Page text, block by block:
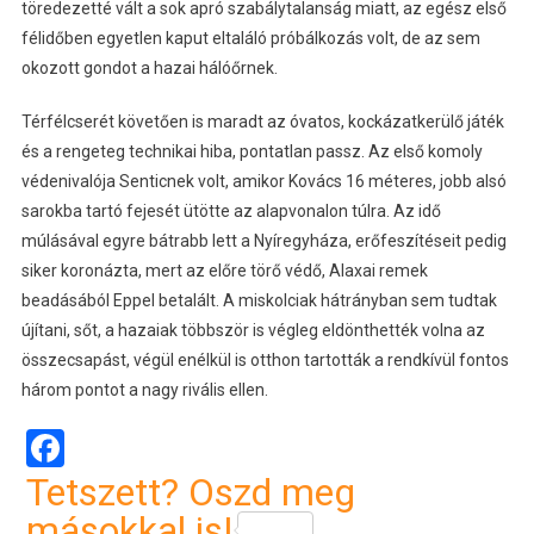
töredezetté vált a sok apró szabálytalanság miatt, az egész első
félidőben egyetlen kaput eltaláló próbálkozás volt, de az sem
okozott gondot a hazai hálóőrnek.
Térfélcserét követően is maradt az óvatos, kockázatkerülő játék
és a rengeteg technikai hiba, pontatlan passz. Az első komoly
védenivalója Senticnek volt, amikor Kovács 16 méteres, jobb alsó
sarokba tartó fejesét ütötte az alapvonalon túlra. Az idő
múlásával egyre bátrabb lett a Nyíregyháza, erőfeszítéseit pedig
siker koronázta, mert az előre törő védő, Alaxai remek
beadásából Eppel betalált. A miskolciak hátrányban sem tudtak
újítani, sőt, a hazaiak többször is végleg eldönthették volna az
összecsapást, végül enélkül is otthon tartották a rendkívül fontos
három pontot a nagy rivális ellen.
Facebook
Tetszett? Oszd meg